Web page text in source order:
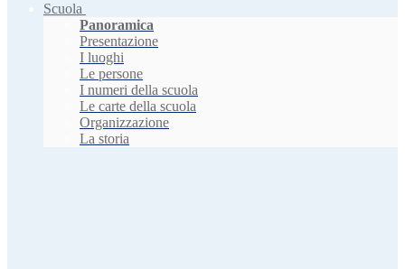
Scuola
Panoramica
Presentazione
I luoghi
Le persone
I numeri della scuola
Le carte della scuola
Organizzazione
La storia